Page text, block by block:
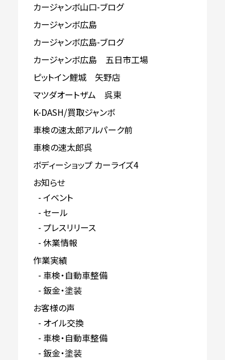
カージャンボ山口-ブログ
カージャンボ広島
カージャンボ広島-ブログ
カージャンボ広島 五日市工場
ピットイン鯉城 矢野店
マツダオートザム 呉東
K-DASH/買取ジャンボ
車検の速太郎アルパーク前
車検の速太郎呉
ボディーショップ カーライズ4
お知らせ
イベント
セール
プレスリリース
休業情報
作業実績
車検・自動車整備
鈑金・塗装
お客様の声
オイル交換
車検・自動車整備
鈑金・塗装